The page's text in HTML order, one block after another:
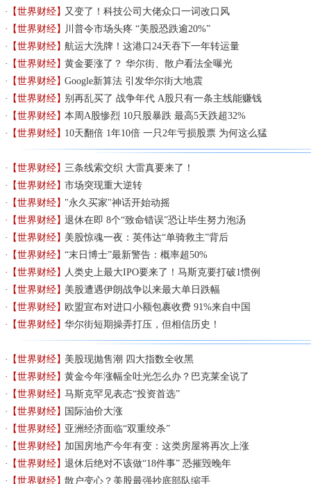
【世界财经】 又变了！科技公司大佬众口一词改口风
【世界财经】 川普令市场头疼 “美股恐跌逾20%”
【世界财经】航运大洗牌！这港口24天吞下一年转运量
【世界财经】黄金要涨了？ 华尔街、散户看法全曝光
【世界财经】Google新算法 引发华尔街大地震
【世界财经】别再乱买了 战争年代 A股只有一条主线能赚钱
【世界财经】本周A股惨烈 10只股暴跌 最高5天跌超32%
【世界财经】10天翻倍 1年10倍 一只2年亏损股票 为何这么猛
【世界财经】三条线索交织 大雷真要来了！
【世界财经】​市场突现重大逆转
【世界财经】"永久买家"神话开始动摇
【世界财经】退休在即 8个“致命错误”恐让毕生努力泡汤
【世界财经】美股惊魂一夜：英伟达“单骑救主”背后
【世界财经】“末日博士”最新警告：概率超50%
【世界财经】 人类史上最大IPO要来了！马斯克要打破1惯例
【世界财经】美股遭遇伊朗战争以来最大单日跌幅
【世界财经】欧盟宣布对进口小额包裹收费 91%来自中国
【世界财经】华尔街短期操弄打压，但相信历史！
【世界财经】美股现抛售潮 四大指数全收黑
【世界财经】黄金今年涨幅全吐光怎么办？巴克莱全说了
【世界财经】马斯克罕见表态“投资首选”
【世界财经】 国际油价大涨
【世界财经】亚洲经济面临“双重绞杀”
【世界财经】加国房地产今年有变：这类房屋将再次上涨
【世界财经】退休后绝对不该做“18件事” 恐摧毁晚年
【世界财经】散户变心？美股最强抄底部队缩手